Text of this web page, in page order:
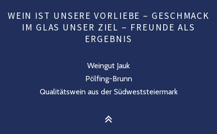
WEIN IST UNSERE VORLIEBE – GESCHMACK
IM GLAS UNSER ZIEL – FREUNDE ALS
ERGEBNIS
Weingut Jauk
Pölfing-Brunn
Qualitätswein aus der Südweststeiermark